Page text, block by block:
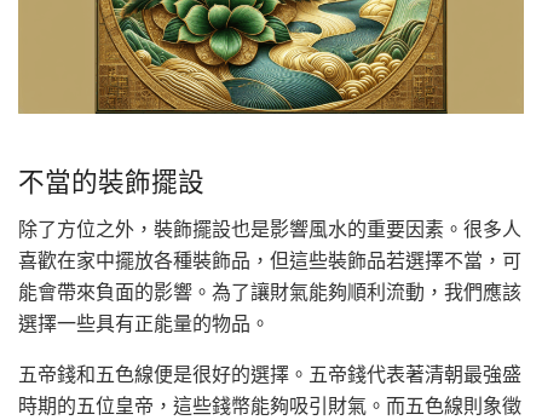
不當的裝飾擺設
除了方位之外，裝飾擺設也是影響風水的重要因素。很多人
喜歡在家中擺放各種裝飾品，但這些裝飾品若選擇不當，可
能會帶來負面的影響。為了讓財氣能夠順利流動，我們應該
選擇一些具有正能量的物品。
五帝錢和五色線便是很好的選擇。五帝錢代表著清朝最強盛
時期的五位皇帝，這些錢幣能夠吸引財氣。而五色線則象徵